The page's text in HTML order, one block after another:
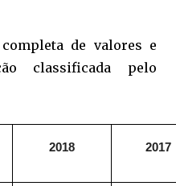
de valores e
classificada pelo
2018 2017